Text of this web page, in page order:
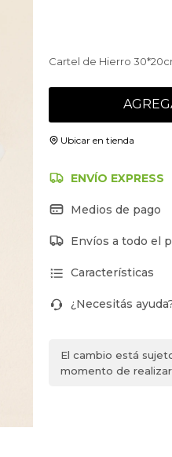
Cartel de Hierro
Ubicar en tienda
ENVÍO EXPRESS
Medios de pago
Envíos a todo el
Características
¿Necesitás
El cambio está
momento de